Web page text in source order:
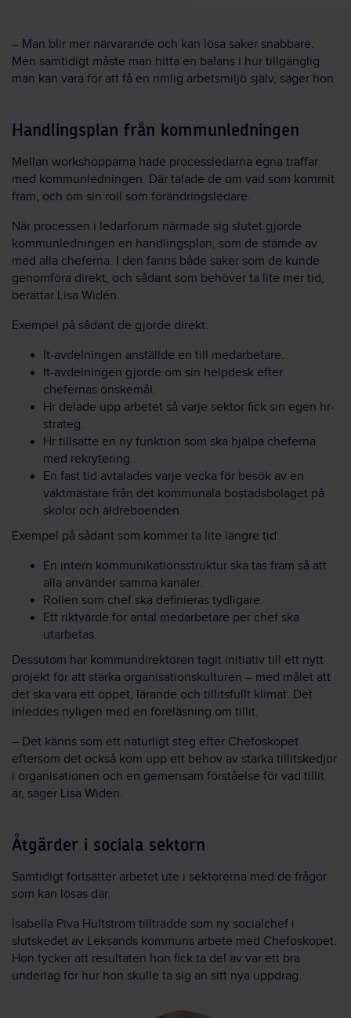
– Man blir mer närvarande och kan lösa saker snabbare.
Men samtidigt måste man hitta en balans i hur tillgänglig
man kan vara för att få en rimlig arbetsmiljö själv, säger hon.
Handlingsplan från kommunledningen
Mellan workshopparna hade processledarna egna träffar
med kommunledningen. Där talade de om vad som kommit
fram, och om sin roll som förändringsledare.
När processen i ledarforum närmade sig slutet gjorde
kommunledningen en handlingsplan, som de stämde av
med alla cheferna. I den fanns både saker som de kunde
genomföra direkt, och sådant som behöver ta lite mer tid,
berättar Lisa Widén.
Exempel på sådant de gjorde direkt:
It-avdelningen anställde en till medarbetare.
It-avdelningen gjorde om sin helpdesk efter
chefernas önskemål.
Hr delade upp arbetet så varje sektor fick sin egen hr-
strateg.
Hr tillsatte en ny funktion som ska hjälpa cheferna
med rekrytering.
En fast tid avtalades varje vecka för besök av en
vaktmästare från det kommunala bostadsbolaget på
skolor och äldreboenden.
Exempel på sådant som kommer ta lite längre tid:
En intern kommunikationsstruktur ska tas fram så att
alla använder samma kanaler.
Rollen som chef ska definieras tydligare.
Ett riktvärde för antal medarbetare per chef ska
utarbetas.
Dessutom har kommundirektören tagit initiativ till ett nytt
projekt för att stärka organisationskulturen – med målet att
det ska vara ett öppet, lärande och tillitsfullt klimat. Det
inleddes nyligen med en föreläsning om tillit.
– Det känns som ett naturligt steg efter Chefoskopet
eftersom det också kom upp ett behov av starka tillitskedjor
i organisationen och en gemensam förståelse för vad tillit
är, säger Lisa Widén.
Åtgärder i sociala sektorn
Samtidigt fortsätter arbetet ute i sektorerna med de frågor
som kan lösas där.
Isabella Piva Hultström tillträdde som ny socialchef i
slutskedet av Leksands kommuns arbete med Chefoskopet.
Hon tycker att resultaten hon fick ta del av var ett bra
underlag för hur hon skulle ta sig an sitt nya uppdrag.